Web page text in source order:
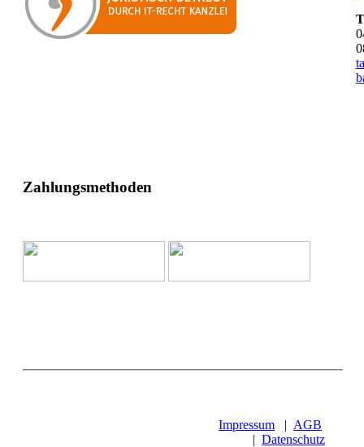
Zahlungsmethoden
Impressum | AGB
| Datenschutz